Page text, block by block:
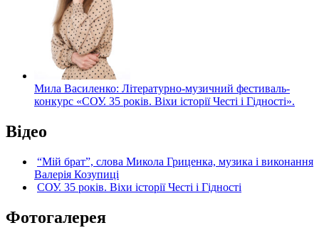
Мила Василенко: Літературно-музичний фестиваль-
конкурс «СОУ. 35 років. Віхи історії Честі і Гідності».
Відео
“Мій брат”, слова Микола Гриценка, музика і виконання
Валерія Козупиці
СОУ. 35 років. Віхи історії Честі і Гідності
Фотогалерея